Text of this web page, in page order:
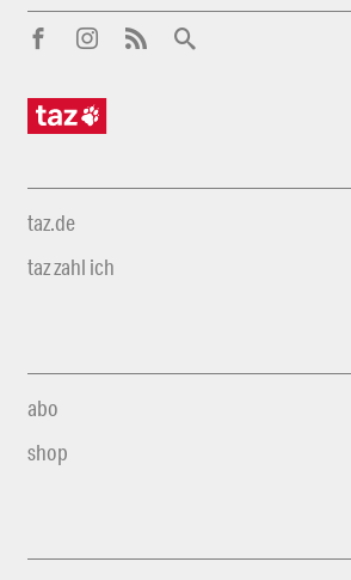
taz.de
taz zahl ich
abo
shop